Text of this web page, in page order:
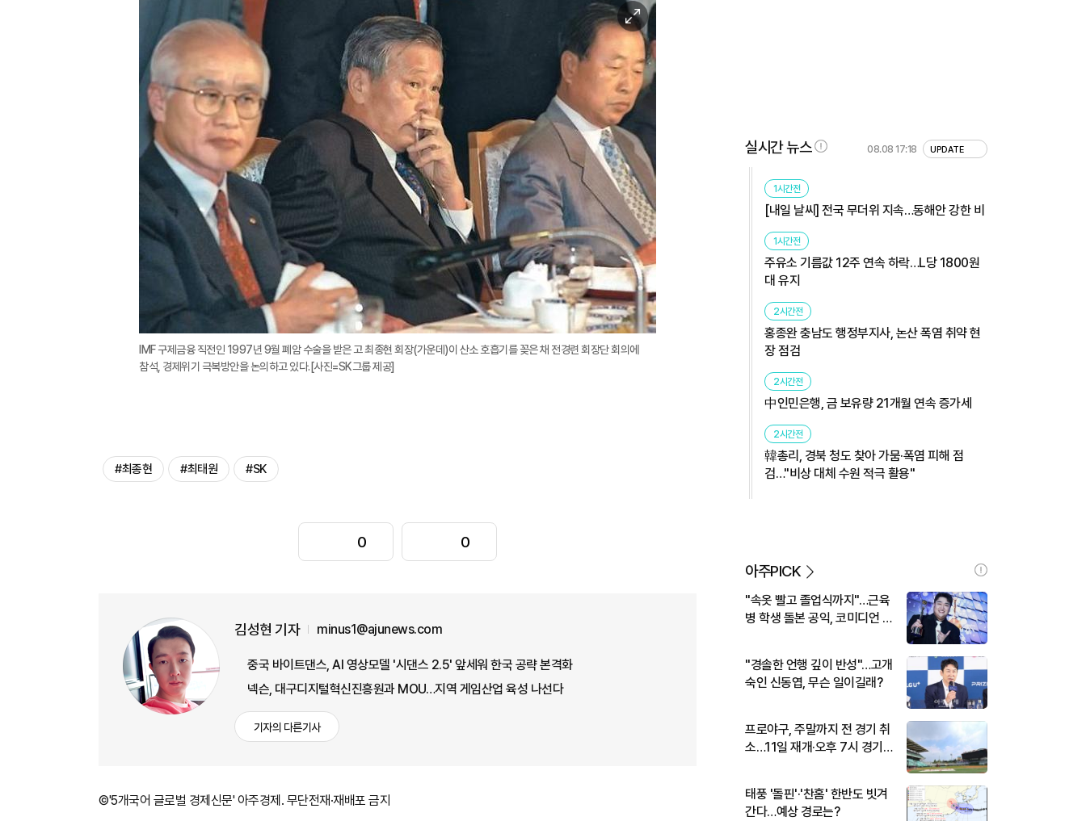
이
미
지
확
대
IMF 구제금융 직전인 1997년 9월 폐암 수술을 받은 고 최종현 회장(가운데)이 산소 호흡기를 꽂은 채 전경련 회장단 회의에
참석, 경제위기 극복방안을 논의하고 있다.[사진=SK그룹 제공]
#최종현 #최태원 #SK
0 0
김성현 기자 minus1@ajunews.com
중국 바이트댄스, AI 영상모델 '시댄스 2.5' 앞세워 한국 공략 본격화
넥슨, 대구디지털혁신진흥원과 MOU…지역 게임산업 육성 나선다
기자의 다른기사
©'5개국어 글로벌 경제신문' 아주경제. 무단전재·재배포 금지
실시간 뉴스 08.08 17:18 UPDATE
1시간전
[내일 날씨] 전국 무더위 지속…동해안 강한 비
1시간전
주유소 기름값 12주 연속 하락…L당 1800원
대 유지
2시간전
홍종완 충남도 행정부지사, 논산 폭염 취약 현
장 점검
2시간전
中인민은행, 금 보유량 21개월 연속 증가세
2시간전
韓총리, 경북 청도 찾아 가뭄·폭염 피해 점
검…"비상 대체 수원 적극 활용"
아주PICK
"속옷 빨고 졸업식까지"…근육
병 학생 돌본 공익, 코미디언 김
"경솔한 언행 깊이 반성"…고개
숙인 신동엽, 무슨 일이길래?
프로야구, 주말까지 전 경기 취
소…11일 재개·오후 7시 경기
태풍 '돌핀'·'찬홈' 한반도 빗겨
간다…예상 경로는?